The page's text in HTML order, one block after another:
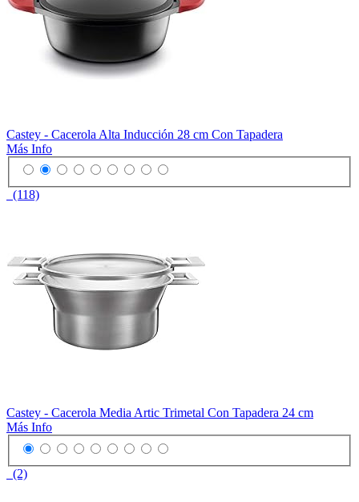
Castey - Cacerola Alta Inducción 28 cm Con Tapadera
Más Info
(118)
Castey - Cacerola Media Artic Trimetal Con Tapadera 24 cm
Más Info
(2)